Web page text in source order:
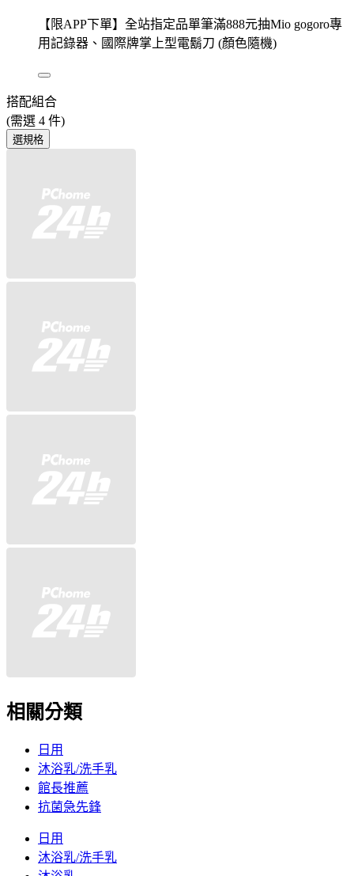
【限APP下單】全站指定品單筆滿888元抽Mio gogoro專
用記錄器、國際牌掌上型電鬍刀 (顏色隨機)
搭配組合
(需選 4 件)
選規格
相關分類
日用
沐浴乳/洗手乳
館長推薦
抗菌急先鋒
日用
沐浴乳/洗手乳